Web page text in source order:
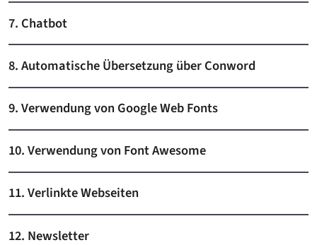
7. Chatbot
8. Automatische Übersetzung über Conword
9. Verwendung von Google Web Fonts
10. Verwendung von Font Awesome
11. Verlinkte Webseiten
12. Newsletter